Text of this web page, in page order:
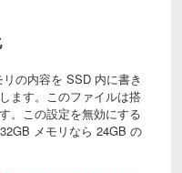
の内容を SSD 内に書き
ます。このファイルは搭
。この設定を無効にする
メモリなら 24GB の